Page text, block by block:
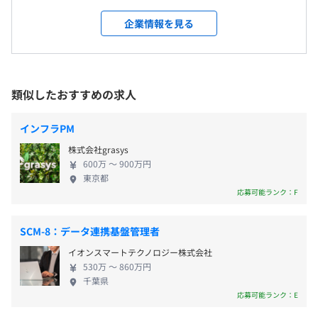
年に2回、9月と3月の賞与支給のタイミングで人事考課を
上長と面談をおこない、前半の振り返りと後半の目標設定
を実施しています。
【目標設定】⇒【面談】⇒【結果査定】をおこないます。
評価の際には自己評価と上長評価の双方を加味し、業績評
価だけに留まらず長期でのキャリア・スキルアップについ
姫路ラボ＆データセンター
会社の定める場所
受動喫煙防止措置に関する事項
休日休暇 年間休日128日
完全週休2日制（土日）、祝日、年末年始（12/29〜
交通費支給（上限30,000円／月）
・従業員持株会制度
・財形貯蓄制度
も多くの事業者様にご利用いただいております。 基
本のビジネスモデルはサブスクリプションモデルで
あり、 長期にわたってお客様にご利用いただけるク
サービスは、自社データセンターを活用し、 インフ
ラからアプリケーションまで自社完結で開発・運用
しています。 ２０２４年１０月には兵庫県に「姫路
ラボ＆データセンター」を新たに竣工しました。 お
客様のご要望に応える提案の選択肢をさらに増や
し、業容の拡大を目指していきます。 現在は東証ス
タンダード市場および名証メイン市場に上場してお
Mission 日本のために 日本の企業のために 日本
で働くすべての人のために 海外で働く日本人のた
めに Vision お客様の課題を発見し、解決へと導
き、 さらなる発展と働きやすい環境づくりを支援
する。 上記をMissionおよびVisionに掲げています。
企業情報を見る
類似したおすすめの求人
インフラPM
株式会社grasys
600万 〜 900万円
東京都
応募可能ランク：F
SCM-8：データ連携基盤管理者
イオンスマートテクノロジー株式会社
530万 〜 860万円
千葉県
応募可能ランク：E